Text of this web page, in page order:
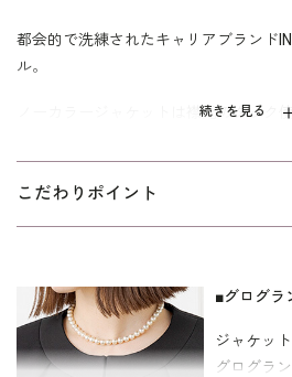
続きを見る
都会的で洗練されたキャリアブランド
ル。
ノーカラージャケットは襟元のタック
ワンピースはウエストのサイドにタッ
エット。肩からウエストにつながる縦
ンの方向けの「標準」パターンを使用
こだわりポイント
■グログラ
ジャケッ
グログラ